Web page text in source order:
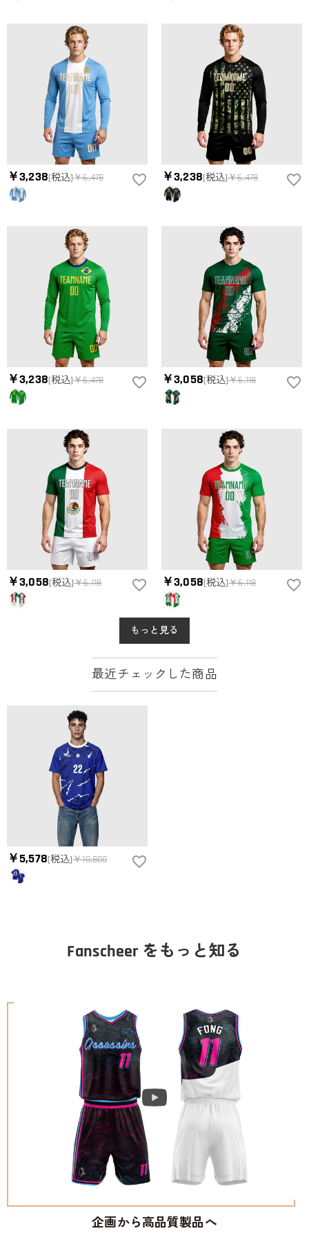
￥3,238(税込)￥6,478 ￥3,238(税込)￥6,478
￥3,238(税込)￥6,478 ￥3,058(税込)￥6,118
￥3,058(税込)￥6,118 ￥3,058(税込)￥6,118
もっと見る
最近チェックした商品
￥5,578(税込)￥10,800
Fanscheer をもっと知る
企画から高品質製品へ